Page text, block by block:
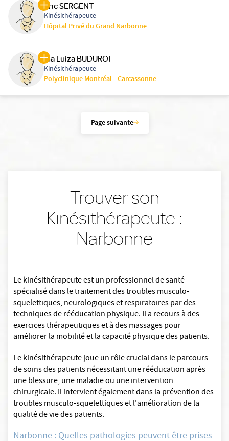
Eric SERGENT
Kinésithérapeute
Hôpital Privé du Grand Narbonne
Ina Luiza BUDUROI
Kinésithérapeute
Polyclinique Montréal - Carcassonne
Page suivante
Trouver son
Kinésithérapeute :
Narbonne
Le kinésithérapeute est un professionnel de santé
spécialisé dans le traitement des troubles musculo-
squelettiques, neurologiques et respiratoires par des
techniques de rééducation physique. Il a recours à des
exercices thérapeutiques et à des massages pour
améliorer la mobilité et la capacité physique des patients.
Le kinésithérapeute joue un rôle crucial dans le parcours
de soins des patients nécessitant une rééducation après
une blessure, une maladie ou une intervention
chirurgicale. Il intervient également dans la prévention des
troubles musculo-squelettiques et l'amélioration de la
qualité de vie des patients.
Narbonne : Quelles pathologies peuvent être prises